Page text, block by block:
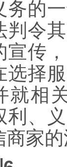
务的
判令
宣传
选择
就相
利、
商家